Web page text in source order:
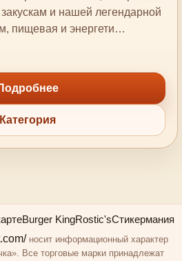
закускам и нашей легендарной
пищевая и энергети…
Категория
Burger KingRostic'sСтикермания
носит информационный характер
Все торговые марки принадлежат